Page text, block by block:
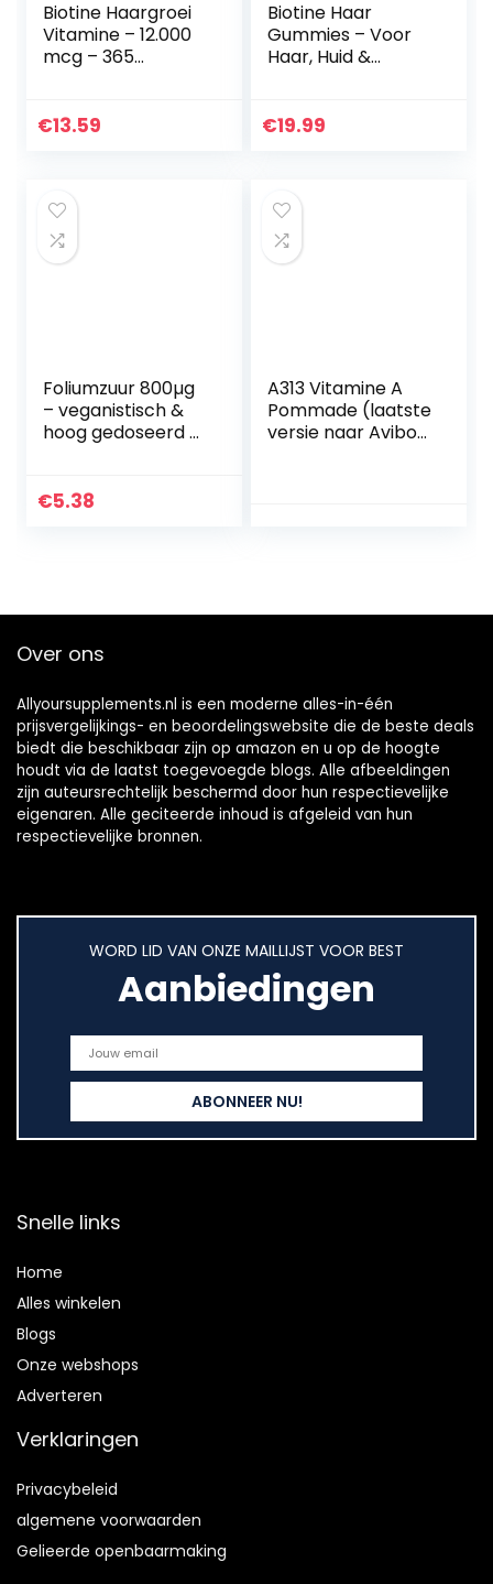
Biotine Haargroei
Vitamine – 12.000
mcg – 365
Natuurlijk biotine
€13.59
Biotine Haar
Gummies – Voor
Haar, Huid &
B12 en Vitamine C
€19.99
Foliumzuur 800µg
– veganistisch &
hoog gedoseerd –
tabletten
€5.38
A313 Vitamine A
Pommade (laatste
versie naar Avibon
Over ons
Allyoursupplements.nl is een moderne alles-in-één
prijsvergelijkings- en beoordelingswebsite die de beste deals
biedt die beschikbaar zijn op amazon en u op de hoogte
houdt via de laatst toegevoegde blogs. Alle afbeeldingen
zijn auteursrechtelijk beschermd door hun respectievelijke
eigenaren. Alle geciteerde inhoud is afgeleid van hun
respectievelijke bronnen.
WORD LID VAN ONZE MAILLIJST VOOR BEST
Aanbiedingen
Snelle links
Home
Alles winkelen
Blogs
Onze webshops
Adverteren
Verklaringen
Privacybeleid
algemene voorwaarden
Gelieerde openbaarmaking